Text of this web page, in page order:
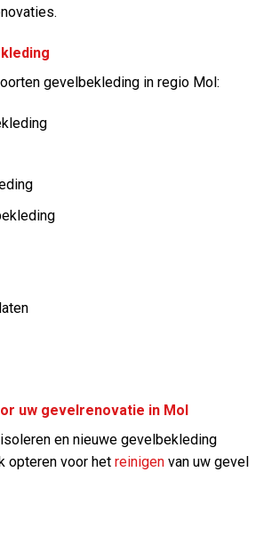
gevelbekleding in regio Mol:
uw gevelrenovatie in Mol
en nieuwe gevelbekleding
opteren voor het reinigen van uw gevel